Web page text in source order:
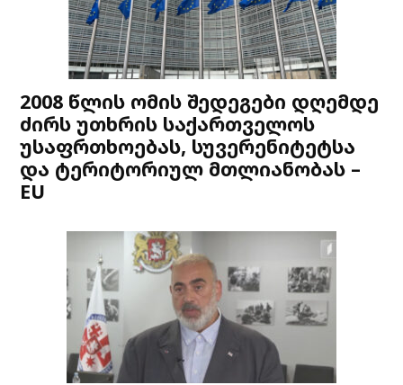
2008 წლის ომის შედეგები დღემდე
ძირს უთხრის საქართველოს
უსაფრთხოებას, სუვერენიტეტსა
და ტერიტორიულ მთლიანობას –
EU